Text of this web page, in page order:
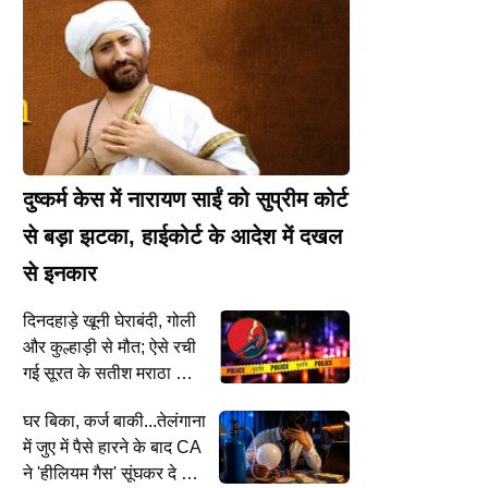
ने बुजुर्ग महिला को रौंदा; कई वाहनों
मारी टक्कर
बी के जवाब ने जीता दिल
दुष्कर्म केस में नारायण साईं को सुप्रीम कोर्ट
से बड़ा झटका, हाईकोर्ट के आदेश में दखल
से इनकार
दिनदहाड़े खूनी घेराबंदी, गोली
और कुल्हाड़ी से मौत; ऐसे रची
गई सूरत के सतीश मराठा की
घर बिका, कर्ज बाकी...तेलंगाना
में जुए में पैसे हारने के बाद CA
ने 'हीलियम गैस' सूंघकर दे दी